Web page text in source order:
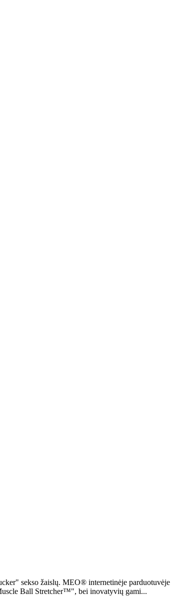
sekso žaislų. MEO® internetinėje
Ball Stretcher™", bei inovatyvių gami...